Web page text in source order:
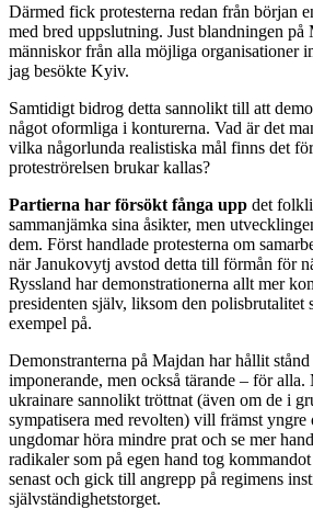
Därmed fick protesterna redan från början
med bred uppslutning. Just blandningen på
människor från alla möjliga organisationer
jag besökte Kyiv.
Samtidigt bidrog detta sannolikt till att
något oformliga i konturerna. Vad är det
vilka någorlunda realistiska mål finns det
proteströrelsen brukar kallas?
Partierna har försökt fånga upp det
sammanjämka sina åsikter, men
dem. Först handlade protesterna om
när Janukovytj avstod detta till förmån för
Ryssland har demonstrationerna allt mer
presidenten själv, liksom den polisbrutalitet
exempel på.
Demonstranterna på Majdan har hållit
imponerande, men också tärande – för alla.
ukrainare sannolikt tröttnat (även om de i
sympatisera med revolten) vill främst yngre
ungdomar höra mindre prat och se mer
radikaler som på egen hand tog
senast och gick till angrepp på regimens
självständighetstorget.